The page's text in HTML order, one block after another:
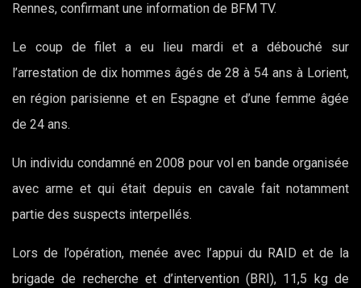
Rennes, confirmant une information de BFM TV.
Le coup de filet a eu lieu mardi et a débouché sur
l’arrestation de dix hommes âgés de 28 à 54 ans à Lorient,
en région parisienne et en Espagne et d’une femme âgée
de 24 ans.
Un individu condamné en 2008 pour vol en bande organisée
avec arme et qui était depuis en cavale fait notamment
partie des suspects interpellés.
Lors de l’opération, menée avec l’appui du RAID et de la
brigade de recherche et d’intervention (BRI), 11,5 kg de